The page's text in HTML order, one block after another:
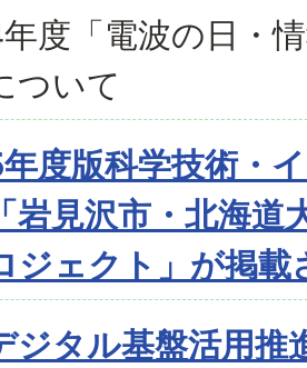
度「電波の日・
ついて
度版科学技術・
岩見沢市・北海道
ジェクト」が掲載
ジタル基盤活用推